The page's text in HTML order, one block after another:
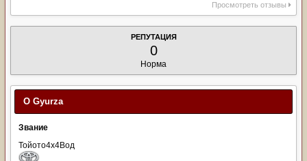
Просмотреть отзывы
РЕПУТАЦИЯ
0
Норма
О Gyurza
Звание
Тойото4х4Вод